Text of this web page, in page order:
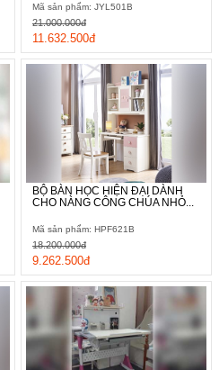
Mã sản phẩm: JYL501B
11.632.500đ
21.000.000đ
BỘ BÀN HỌC HIỆN ĐẠI DÀNH
CHO NÀNG CÔNG CHÚA NHỎ...
Mã sản phẩm: HPF621B
9.262.500đ
18.200.000đ